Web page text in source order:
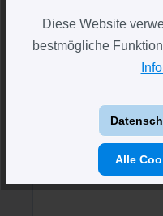
Burg Wächter
dimmbare LED-
wiederaufladbar
Lichtfarben
Diese Website
bestmögliche
Alle